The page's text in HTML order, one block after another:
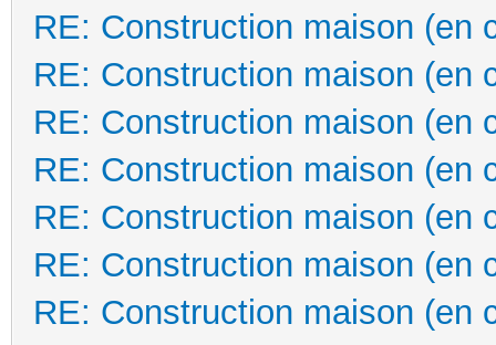
RE: Construction maison (en
RE: Construction maison (en
RE: Construction maison (en
RE: Construction maison (en
RE: Construction maison (en
RE: Construction maison (en
RE: Construction maison (en